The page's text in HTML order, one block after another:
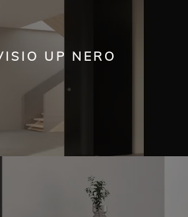
UP NERO